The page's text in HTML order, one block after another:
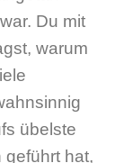
Du mit
warum
übelste
hat,